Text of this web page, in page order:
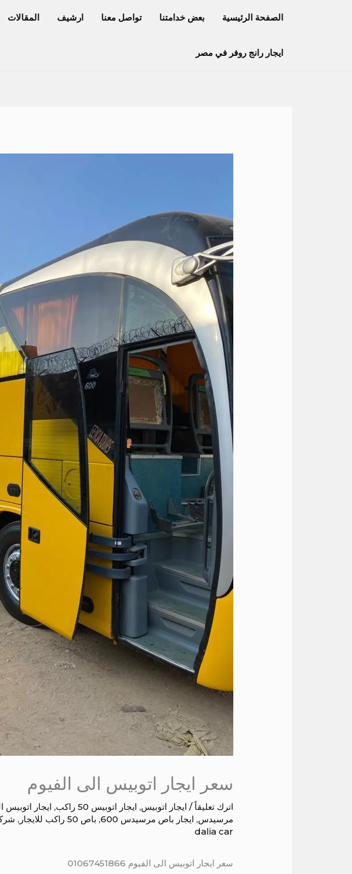
الصفحة الرئيسية بعض خدامتنا تواصل معنا ارشيف المقالات
ايجار رانج روفر في مصر
سعر ايجار اتوبيس الى الفيوم
اترك تعليقاً / ايجار اتوبيس, ايجار اتوبيس 50 راكب , ايجار اتوبيس
مرسيدس, ايجار باص مرسيدس 600 , باص 50 راكب للايجار ,
dalia car
سعر ايجار اتوبيس الى الفيوم 01067451866